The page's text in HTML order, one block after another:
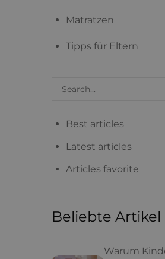
Matratzen
Tipps für Eltern
Search
Best articles
Latest articles
Articles favorite
Beliebte Artikel
Warum